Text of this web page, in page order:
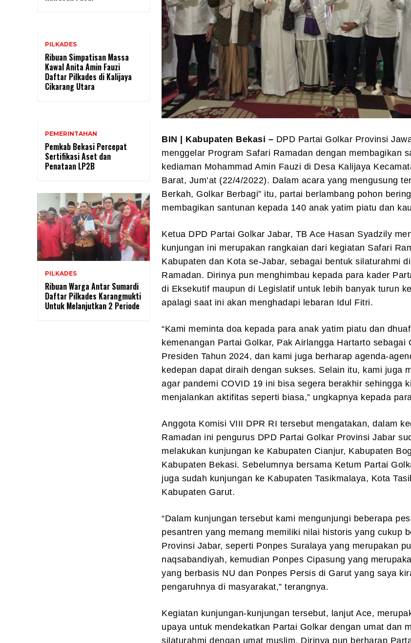
PILKADES
Ribuan Simpatisan Massa
Kawal Anita Amin Fauzi
Daftar Pilkades di Kalijaya
Cikarang Utara
PEMERINTAHAN
Pemkab Bekasi Percepat
Sertifikasi Aset dan
Penataan LP2B
PILKADES
Ribuan Warga Antar Sumardi
Daftar Pilkades Karangmukti
Untuk Melanjutkan 2 Periode
BIN | Kabupaten Bekasi – DPD Partai Golkar Provinsi
menggelar Program Safari Ramadan dengan membagikan
kediaman Mohammad Amin Fauzi di Desa Kalijaya
Barat, Jum’at (22/4/2022). Dalam acara yang mengusung
Berkah, Golkar Berbagi” itu, partai berlambang pohon
membagikan santunan kepada 140 anak yatim piatu dan
Ketua DPD Partai Golkar Jabar, TB Ace Hasan Syadzily
kunjungan ini merupakan rangkaian dari kegiatan Safari
Kabupaten dan Kota se-Jabar, sebagai bentuk silaturahmi
Ramadan. Dirinya pun menghimbau kepada para kader
di Eksekutif maupun di Legislatif untuk lebih banyak turun
apalagi saat ini akan menghadapi lebaran Idul Fitri.
“Kami meminta doa kepada para anak yatim piatu dan
kemenangan Partai Golkar, Pak Airlangga Hartarto sebagai
Presiden Tahun 2024, dan kami juga berharap agenda-
kedepan dapat diraih dengan sukses. Selain itu, kami juga
agar pandemi COVID 19 ini bisa segera berakhir sehingga
menjalankan aktifitas seperti biasa,” ungkapnya kepada
Anggota Komisi VIII DPR RI tersebut mengatakan, dalam
Ramadan ini pengurus DPD Partai Golkar Provinsi Jabar
melakukan kunjungan ke Kabupaten Cianjur, Kabupaten
Kabupaten Bekasi. Sebelumnya bersama Ketum Partai
juga sudah kunjungan ke Kabupaten Tasikmalaya, Kota
Kabupaten Garut.
“Dalam kunjungan tersebut kami mengunjungi beberapa
pesantren yang memang memiliki nilai historis yang cukup
Provinsi Jabar, seperti Ponpes Suralaya yang merupakan
naqsabandiyah, kemudian Ponpes Cipasung yang
yang berbasis NU dan Ponpes Persis di Garut yang saya
pengaruhnya di masyarakat,” terangnya.
Kegiatan kunjungan-kunjungan tersebut, lanjut Ace,
upaya untuk mendekatkan Partai Golkar dengan umat dan
silaturahmi dengan umat muslim. Dirinya pun berharap